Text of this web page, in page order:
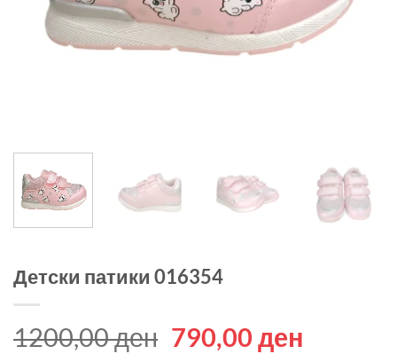
Детски патики 016354
1200,00ден Original
790,00 ден